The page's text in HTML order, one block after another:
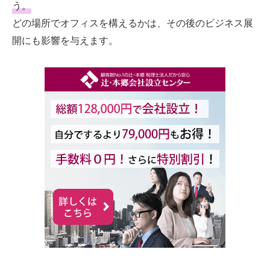
う。
どの場所でオフィスを構えるかは、その後のビジネス展
開にも影響を与えます。